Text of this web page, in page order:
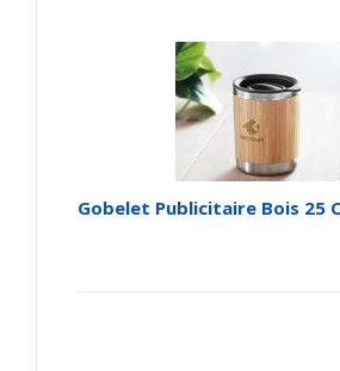
Gobelet Publicitaire Bois 25